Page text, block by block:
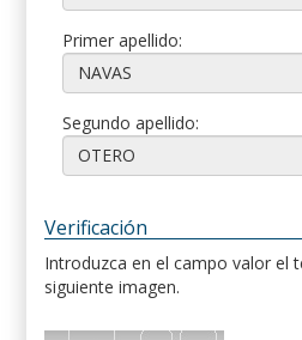
Primer apellido:
Segundo apellido:
Verificación
Introduzca en el campo valor el
siguiente imagen.